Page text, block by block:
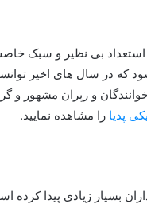
استعداد بی نظیر و سبک
در سال‌ های اخیر
و رپران مشهور
پدیا را مشاهده نمایید.
بسیار زیادی پیدا کرده